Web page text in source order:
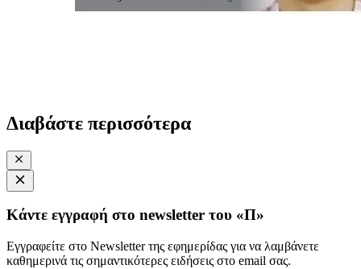
Διαβάστε περισσότερα
Κάντε εγγραφή στο newsletter του «Π»
Εγγραφείτε στο Newsletter της εφημερίδας για να λαμβάνετε
καθημερινά τις σημαντικότερες ειδήσεις στο email σας.